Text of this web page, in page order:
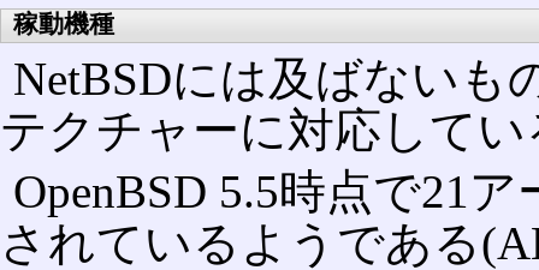
稼動機種
NetBSDには及ばないも
テクチャーに対応してい
OpenBSD 5.5時点で21
されているようである